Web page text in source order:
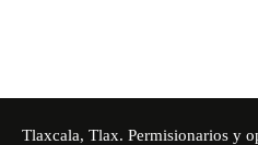
Tlaxcala, Tlax. Permisionarios y